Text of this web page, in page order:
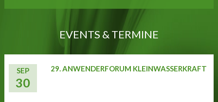
EVENTS & TERMINE
SEP
30
29. ANWENDERFORUM KLEINWASSERKRAFT